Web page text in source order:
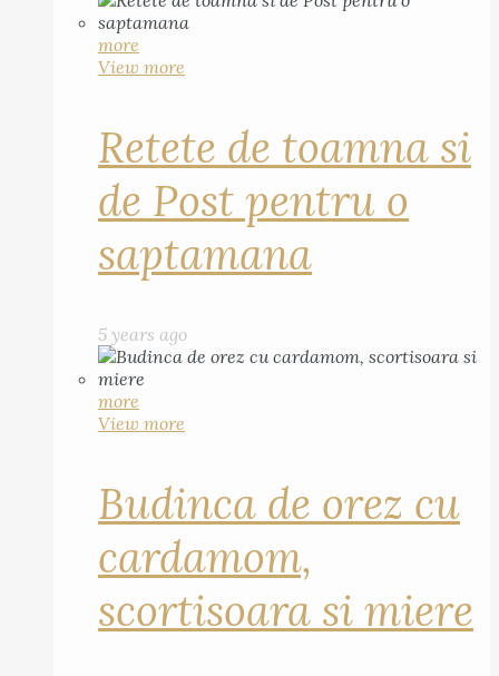
more
View more
Retete de toamna si
de Post pentru o
saptamana
5 years ago
more
View more
Budinca de orez cu
cardamom,
scortisoara si miere